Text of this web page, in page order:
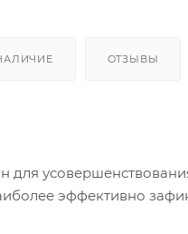
ОТЗЫВЫ
для
эффективно